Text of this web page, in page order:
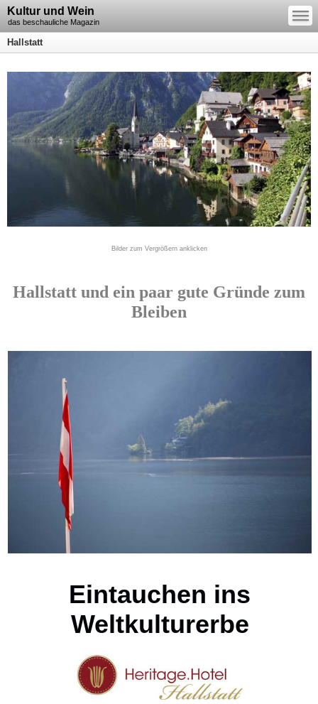
Kultur und Wein
das beschauliche Magazin
—
—
—
Hallstatt
Bilder zum Vergrößern anklicken
Hallstatt und ein paar gute Gründe zum
Bleiben
Eintauchen ins
Weltkulturerbe